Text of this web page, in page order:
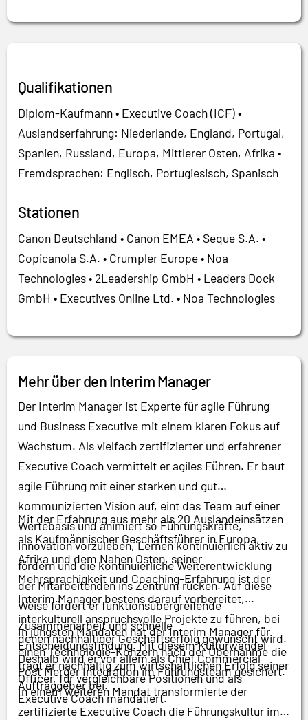
Qualifikationen
Diplom-Kaufmann • Executive Coach (ICF) •
Auslandserfahrung: Niederlande, England, Portugal,
Spanien, Russland, Europa, Mittlerer Osten, Afrika •
Fremdsprachen: Englisch, Portugiesisch, Spanisch
Stationen
Canon Deutschland • Canon EMEA • Seque S.A. •
Copicanola S.A. • Crumpler Europe • Noa
Technologies • 2Leadership GmbH • Leaders Dock
GmbH • Executives Online Ltd. • Noa Technologies
Mehr über den Interim Manager
Der Interim Manager ist Experte für agile Führung
und Business Executive mit einem klaren Fokus auf
Wachstum. Als vielfach zertifizierter und erfahrener
Executive Coach vermittelt er agiles Führen. Er baut
agile Führung mit einer starken und gut
kommunizierten Vision auf, eint das Team auf einer
Wertebasis und animiert so Führungskräfte,
Innovation vorzuleben, Lernen kontinuierlich aktiv zu
fördern und die kontinuierliche Weiterentwicklung
der Mitarbeitenden ins Zentrum rücken. Auf diese
Weise fördert er funktionsübergreifende
Zusammenarbeit und schnelle
Entscheidungsfindung. Mit diesem Kulturwandel
trägt er nachhaltig zum wirtschaftlichen Erfolg seiner
Auftraggeber bei.
Mit der Erfahrung aus mehr als 20 Auslandeinsätzen
als Kaufmännischer Geschäftsführer in Europa,
Afrika und dem Nahen Osten, seiner
Mehrsprachigkeit und Coaching-Erfahrung ist der
Interim Manager bestens darauf vorbereitet,
interkulturell anspruchsvolle Projekte zu führen, bei
denen nachhaltiger Geschäftserfolg gewünscht wird.
Deshalb wird er vor allem als Chief Commercial
Officer, für vergleichbare Positionen und als
Executive Coach mandatiert.
In jüngsten Mandaten hat der Interim Manager für
einen Technologie-Konzern nach der Übernahme die
Post Merger Integration im Führungsteam gesichert.
In einem weiteren Mandat transformierte der
zertifizierte Executive Coach die Führungskultur im